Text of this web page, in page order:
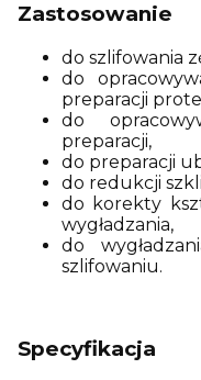
Zastosowanie
do szlifowania
do
preparacji
do
preparacji,
do preparacji
do redukcji
do korekty
wygładzania,
do
szlifowaniu.
Specyfikacja